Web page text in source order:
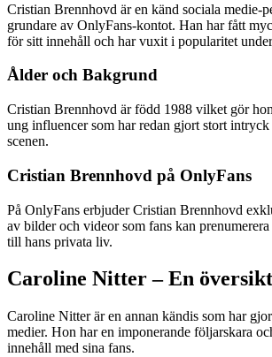
Cristian Brennhovd är en känd sociala medie-
grundare av OnlyFans-kontot. Han har fått
för sitt innehåll och har vuxit i popularitet under
Ålder och Bakgrund
Cristian Brennhovd är född 1988 vilket gör
ung influencer som har redan gjort stort
scenen.
Cristian Brennhovd på OnlyFans
På OnlyFans erbjuder Cristian Brennhovd
av bilder och videor som fans kan
till hans privata liv.
Caroline Nitter – En översikt
Caroline Nitter är en annan kändis som har
medier. Hon har en imponerande följarskara
innehåll med sina fans.